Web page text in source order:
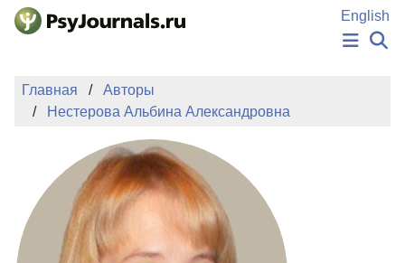
Перейти к основному содержанию
English
ИЗДАНИЯ
ПОДАТЬ РУКОПИСЬ
БАЗА ЗНАНИЙ
КЛЮЧЕВЫЕ СЛОВА
Регистрация
Главная
Авторы
Нестерова Альбина Александровна